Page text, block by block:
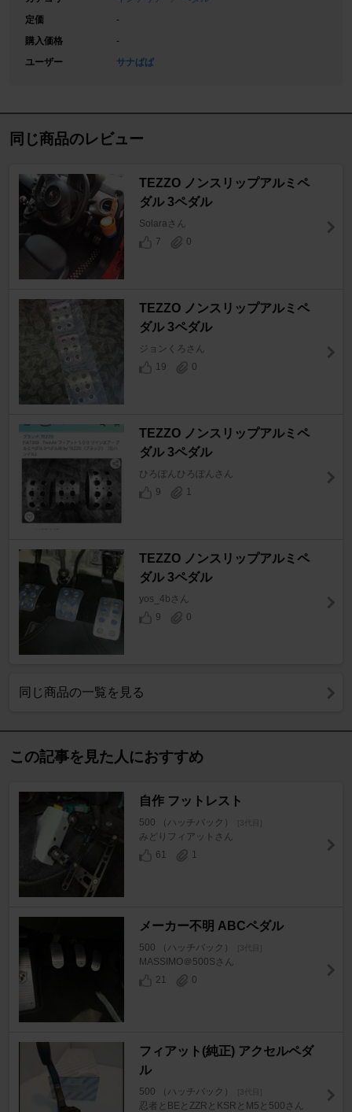
定価
-
購入価格
-
ユーザー
サナぱぱ
同じ商品のレビュー
TEZZO ノンスリップアルミペ
ダル 3ペダル
Solaraさん
7
0
TEZZO ノンスリップアルミペ
ダル 3ペダル
ジョンくろさん
19
0
TEZZO ノンスリップアルミペ
ダル 3ペダル
ひろぽんひろぽんさん
9
1
TEZZO ノンスリップアルミペ
ダル 3ペダル
yos_4bさん
9
0
同じ商品の一覧を見る
この記事を見た人におすすめ
自作 フットレスト
500 （ハッチバック）
みどりフィアットさん
61
1
メーカー不明 ABCペダル
500 （ハッチバック）
MASSIMO＠500Sさん
21
0
フィアット(純正) アクセルペダ
ル
500 （ハッチバック）
忍者とBEとZZRとKSRとM5と500さん